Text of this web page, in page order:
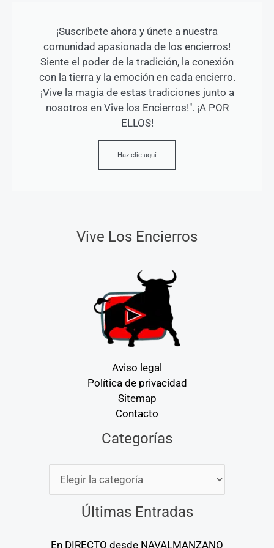
¡Suscríbete ahora y únete a nuestra
comunidad apasionada de los encierros!
Siente el poder de la tradición, la conexión
con la tierra y la emoción en cada encierro.
¡Vive la magia de estas tradiciones junto a
nosotros en Vive los Encierros!". ¡A POR
ELLOS!
Haz clic aquí
Vive Los Encierros
Aviso legal
Política de privacidad
Sitemap
Contacto
Categorías
Últimas Entradas
En DIRECTO desde NAVALMANZANO